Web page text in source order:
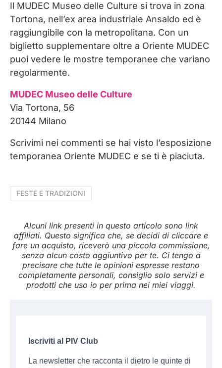
Il MUDEC Museo delle Culture si trova in zona
Tortona, nell’ex area industriale Ansaldo ed è
raggiungibile con la metropolitana. Con un
biglietto supplementare oltre a Oriente MUDEC
puoi vedere le mostre temporanee che variano
regolarmente.
MUDEC Museo delle Culture
Via Tortona, 56
20144 Milano
Scrivimi nei commenti se hai visto l’esposizione
temporanea Oriente MUDEC e se ti è piaciuta.
FESTE E TRADIZIONI
Alcuni link presenti in questo articolo sono link
affiliati. Questo significa che, se decidi di cliccare e
fare un acquisto, riceverò una piccola commissione,
senza alcun costo aggiuntivo per te. Ci tengo a
precisare che tutte le opinioni espresse restano
completamente personali, consiglio solo servizi e
prodotti che uso io per prima nei miei viaggi.
Iscriviti al PIV Club
La newsletter che racconta il dietro le quinte di